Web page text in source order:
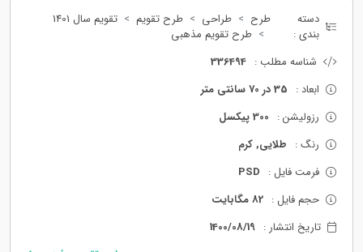
دسته
بندی :
طرح طراحی طرح تقویم
تقویم سال 1401
طرح تقویم مذهبی
شناسه مطلب : 336494
ابعاد : 35 در 70 سانتی متر
رزولیشن : 300 پیکسل
رنگ : طلایی, کرم
فرمت فایل : PSD
حجم فایل : 82 مگابایت
تاریخ انتشار : 1400/08/19